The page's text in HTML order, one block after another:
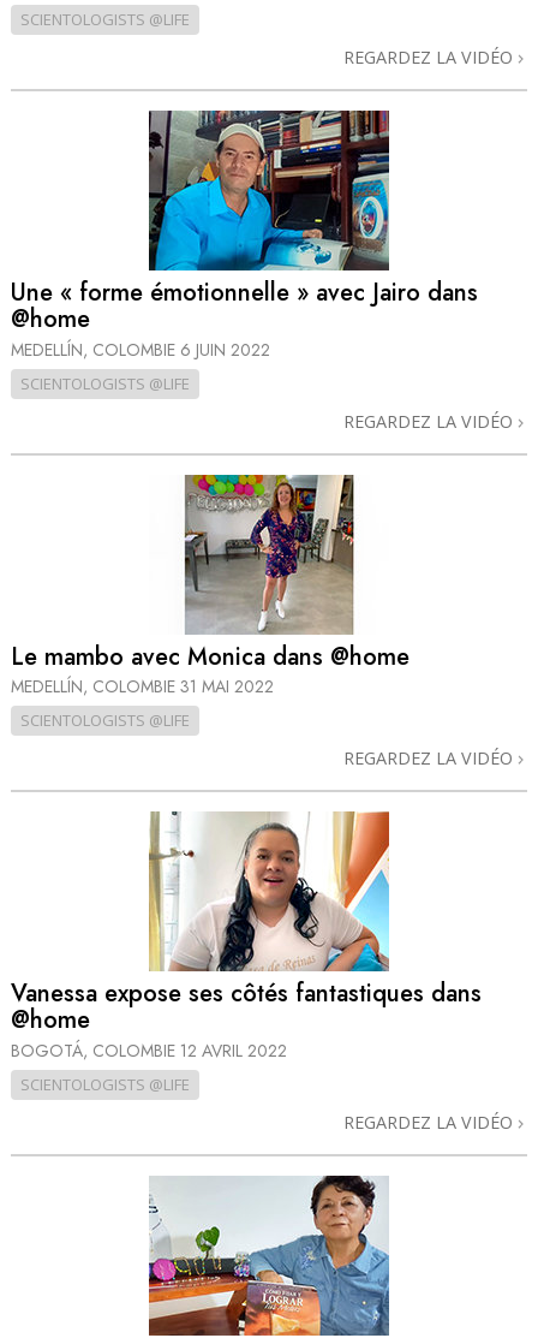
SCIENTOLOGISTS @LIFE
REGARDEZ LA VIDÉO
Une « forme émotionnelle » avec Jairo dans
@home
MEDELLÍN, COLOMBIE 6 JUIN 2022
SCIENTOLOGISTS @LIFE
REGARDEZ LA VIDÉO
Le mambo avec Monica dans @home
MEDELLÍN, COLOMBIE 31 MAI 2022
SCIENTOLOGISTS @LIFE
REGARDEZ LA VIDÉO
Vanessa expose ses côtés fantastiques dans
@home
BOGOTÁ, COLOMBIE 12 AVRIL 2022
SCIENTOLOGISTS @LIFE
REGARDEZ LA VIDÉO